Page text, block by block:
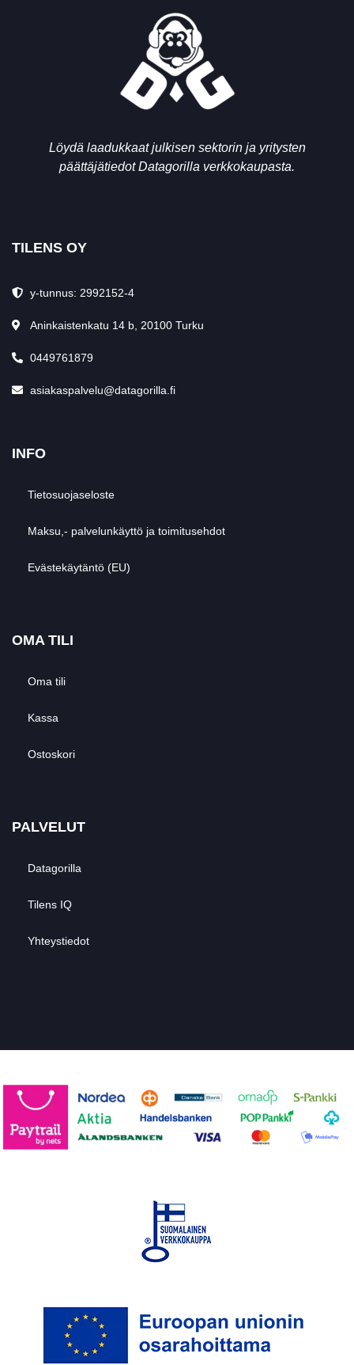
Löydä laadukkaat julkisen sektorin ja yritysten
päättäjätiedot Datagorilla verkkokaupasta.
TILENS OY
y-tunnus: 2992152-4
Aninkaistenkatu 14 b, 20100 Turku
0449761879
asiakaspalvelu@datagorilla.fi
INFO
Tietosuojaseloste
Maksu,- palvelunkäyttö ja toimitusehdot
Evästekäytäntö (EU)
OMA TILI
Oma tili
Kassa
Ostoskori
PALVELUT
Datagorilla
Tilens IQ
Yhteystiedot